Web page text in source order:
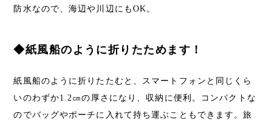
防水なので、海辺や川辺にもOK。
◆紙風船のように折りたためます！
紙風船のように折りたたむと、スマートフォンと同じくら
いのわずか1.2㎝の厚さになり、収納に便利。コンパクトな
のでバッグやポーチに入れて持ち運ぶこともできます。旅